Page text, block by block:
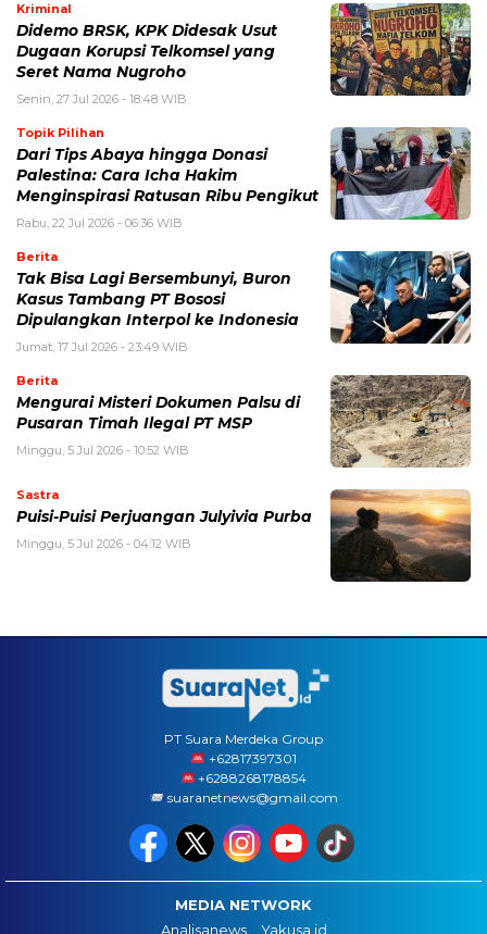
Kriminal
Didemo BRSK, KPK Didesak Usut
Dugaan Korupsi Telkomsel yang
Seret Nama Nugroho
Senin, 27 Jul 2026 - 18:48 WIB
Topik Pilihan
Dari Tips Abaya hingga Donasi
Palestina: Cara Icha Hakim
Menginspirasi Ratusan Ribu Pengikut
Rabu, 22 Jul 2026 - 06:36 WIB
Berita
Tak Bisa Lagi Bersembunyi, Buron
Kasus Tambang PT Bososi
Dipulangkan Interpol ke Indonesia
Jumat, 17 Jul 2026 - 23:49 WIB
Berita
Mengurai Misteri Dokumen Palsu di
Pusaran Timah Ilegal PT MSP
Minggu, 5 Jul 2026 - 10:52 WIB
Sastra
Puisi-Puisi Perjuangan Julyivia Purba
Minggu, 5 Jul 2026 - 04:12 WIB
PT Suara Merdeka Group
‪+62817397301
+6288268178854
suaranetnews@gmail.com
MEDIA NETWORK
Analisanews
Yakusa.id